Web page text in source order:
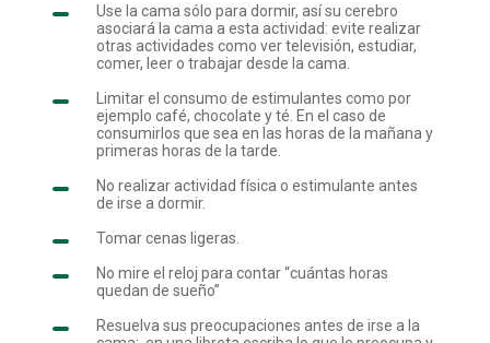
Use la cama sólo para dormir, así su cerebro
asociará la cama a esta actividad: evite realizar
otras actividades como ver televisión, estudiar,
comer, leer o trabajar desde la cama.
Limitar el consumo de estimulantes como por
ejemplo café, chocolate y té. En el caso de
consumirlos que sea en las horas de la mañana y
primeras horas de la tarde.
No realizar actividad física o estimulante antes
de irse a dormir.
Tomar cenas ligeras.
No mire el reloj para contar “cuántas horas
quedan de sueño”
Resuelva sus preocupaciones antes de irse a la